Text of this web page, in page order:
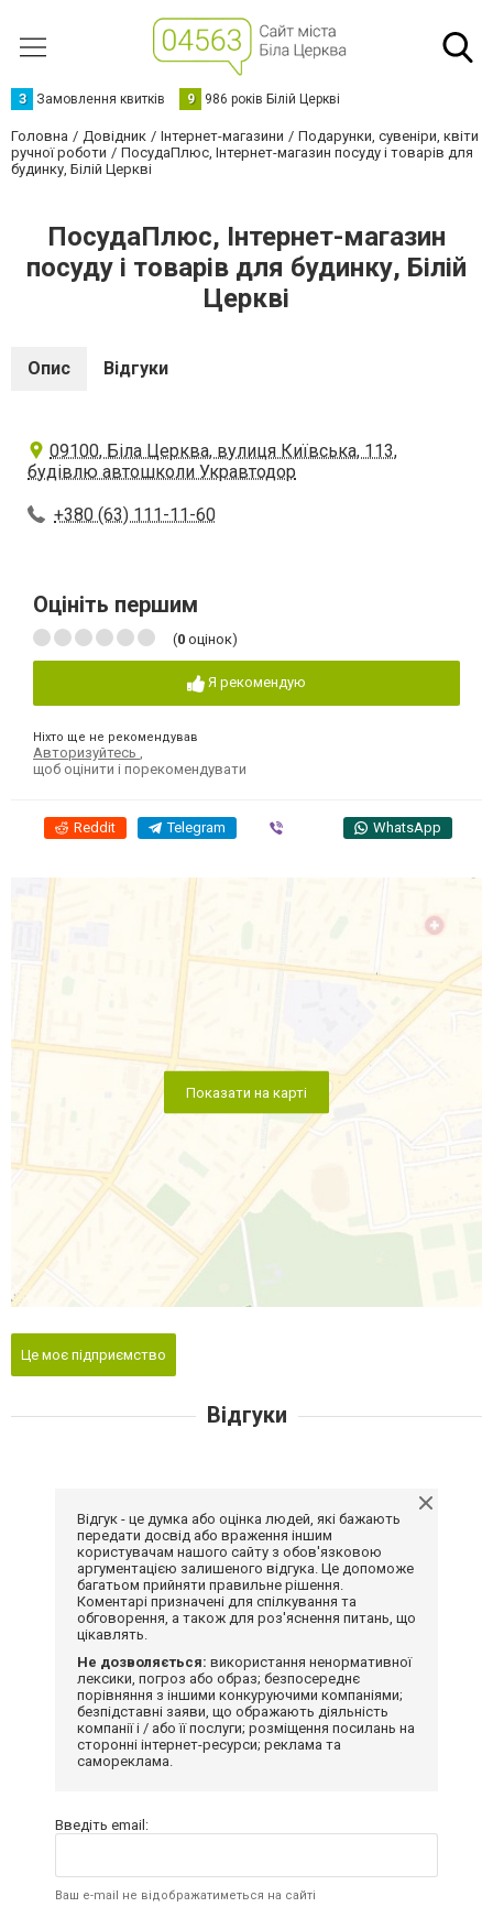
З Замовлення квитків 9 986 років Білій Церкві
Головна Довідник Інтернет-магазини
Подарунки, сувеніри, квіти
ручної роботи
ПосудаПлюс, Інтернет-магазин посуду і товарів для
будинку, Білій Церкві
ПосудаПлюс, Інтернет-магазин
посуду і товарів для будинку, Білій
Церкві
Опис Відгуки
09100, Біла Церква, вулиця Київська, 113,
будівлю автошколи Укравтодор
+380 (63) 111-11-60
Оцініть першим
(0 оцінок)
Я рекомендую
Ніхто ще не рекомендував
Авторизуйтесь
щоб оцінити і порекомендувати
Reddit Telegram WhatsApp
Показати на карті
Це моє підприємство
Відгуки
Відгук - це думка або оцінка людей, які бажають
передати досвід або враження іншим
користувачам нашого сайту з обов'язковою
аргументацією залишеного відгука. Це допоможе
багатьом прийняти правильне рішення.
Коментарі призначені для спілкування та
обговорення, а також для роз'яснення питань, що
цікавлять.
Не дозволяється: використання ненормативної
лексики, погроз або образ; безпосереднє
порівняння з іншими конкуруючими компаніями;
безпідставні заяви, що ображають діяльність
компанії і / або її послуги; розміщення посилань на
сторонні інтернет-ресурси; реклама та
самореклама.
Введіть email:
Ваш e-mail не відображатиметься на сайті